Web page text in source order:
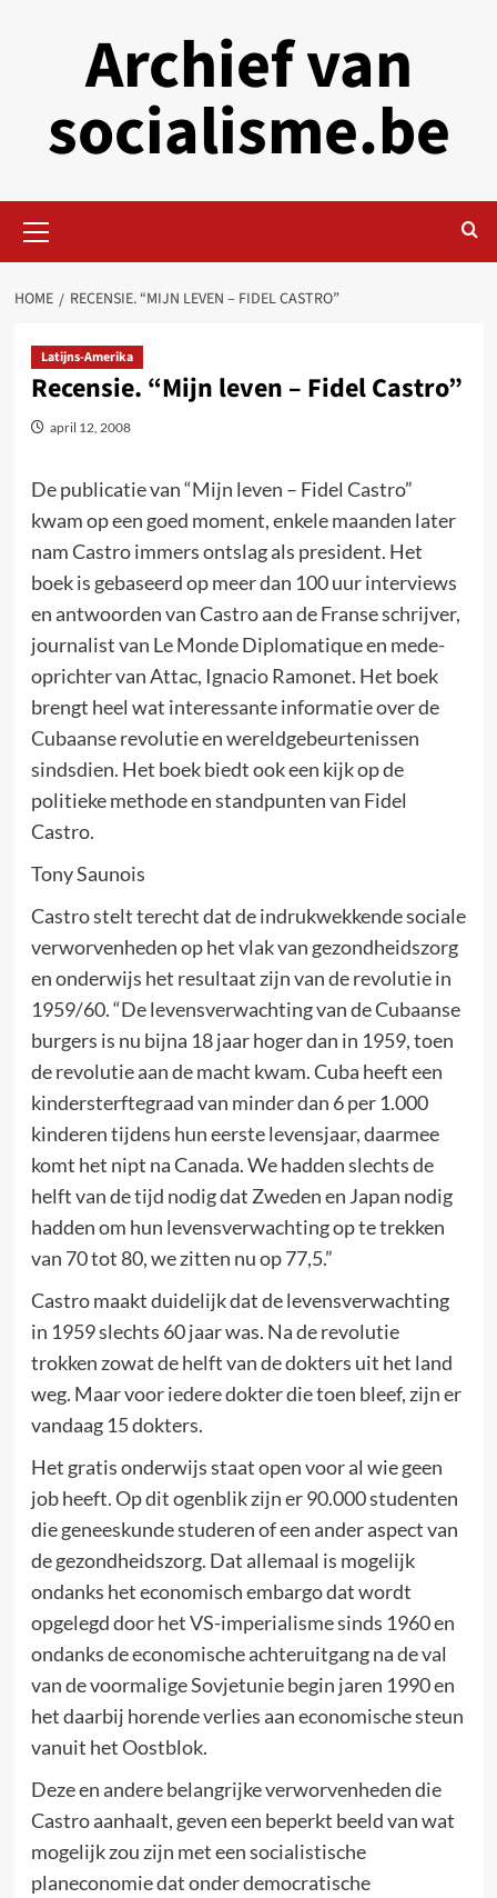
Archief van
socialisme.be
Menu
HOME RECENSIE. “MIJN LEVEN – FIDEL CASTRO”
Latijns-Amerika
Recensie. “Mijn leven – Fidel Castro”
april 12, 2008
De publicatie van “Mijn leven – Fidel Castro”
kwam op een goed moment, enkele maanden later
nam Castro immers ontslag als president. Het
boek is gebaseerd op meer dan 100 uur interviews
en antwoorden van Castro aan de Franse schrijver,
journalist van Le Monde Diplomatique en mede-
oprichter van Attac, Ignacio Ramonet. Het boek
brengt heel wat interessante informatie over de
Cubaanse revolutie en wereldgebeurtenissen
sindsdien. Het boek biedt ook een kijk op de
politieke methode en standpunten van Fidel
Castro.
Tony Saunois
Castro stelt terecht dat de indrukwekkende sociale
verworvenheden op het vlak van gezondheidszorg
en onderwijs het resultaat zijn van de revolutie in
1959/60. “De levensverwachting van de Cubaanse
burgers is nu bijna 18 jaar hoger dan in 1959, toen
de revolutie aan de macht kwam. Cuba heeft een
kindersterftegraad van minder dan 6 per 1.000
kinderen tijdens hun eerste levensjaar, daarmee
komt het nipt na Canada. We hadden slechts de
helft van de tijd nodig dat Zweden en Japan nodig
hadden om hun levensverwachting op te trekken
van 70 tot 80, we zitten nu op 77,5.”
Castro maakt duidelijk dat de levensverwachting
in 1959 slechts 60 jaar was. Na de revolutie
trokken zowat de helft van de dokters uit het land
weg. Maar voor iedere dokter die toen bleef, zijn er
vandaag 15 dokters.
Het gratis onderwijs staat open voor al wie geen
job heeft. Op dit ogenblik zijn er 90.000 studenten
die geneeskunde studeren of een ander aspect van
de gezondheidszorg. Dat allemaal is mogelijk
ondanks het economisch embargo dat wordt
opgelegd door het VS-imperialisme sinds 1960 en
ondanks de economische achteruitgang na de val
van de voormalige Sovjetunie begin jaren 1990 en
het daarbij horende verlies aan economische steun
vanuit het Oostblok.
Deze en andere belangrijke verworvenheden die
Castro aanhaalt, geven een beperkt beeld van wat
mogelijk zou zijn met een socialistische
planeconomie dat onder democratische